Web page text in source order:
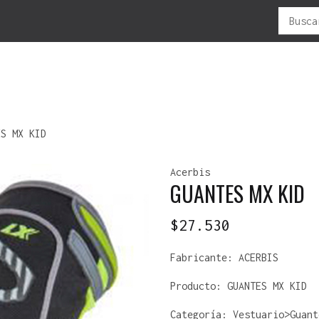
Buscar
por:
LUBRICANTES
MOTOR/2T
MOTOR/4T
CROSS
ENDURO
TODO TERRENO
URBANA
CAMARAS
MOUSSE
SELLADOR-NEUMÁTICO
MX KID
Acerbis
GUANTES MX KID
$27.530
Fabricante: ACERBIS
Producto: GUANTES MX KID
Categoría: